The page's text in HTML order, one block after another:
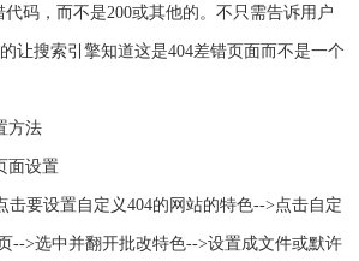
代码，而不是200或其他的。不只需告诉用户
让搜索引擎知道这是404差错页面而不是一个
方法
面设置
击要设置自定义404的网站的特色-->点击自定
-->选中并翻开批改特色-->设置成文件或默许